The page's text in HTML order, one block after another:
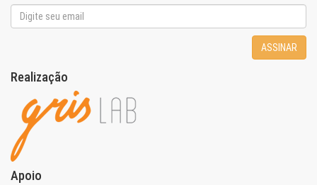
ASSINAR
Realização
Apoio